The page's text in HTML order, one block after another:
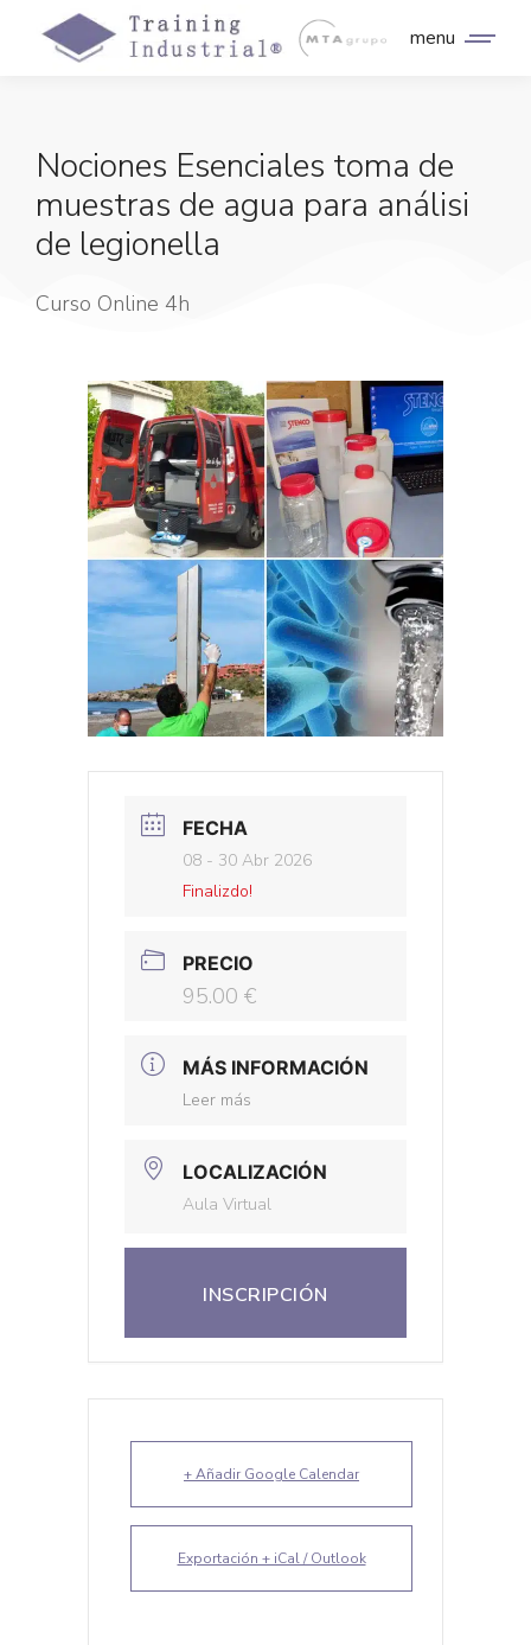
menu
Nociones Esenciales toma de
muestras de agua para análisi
de legionella
Curso Online 4h
FECHA
08 - 30 Abr 2026
Finalizdo!
PRECIO
95.00 €
MÁS INFORMACIÓN
Leer más
LOCALIZACIÓN
Aula Virtual
INSCRIPCIÓN
+ Añadir Google Calendar
Exportación + iCal / Outlook